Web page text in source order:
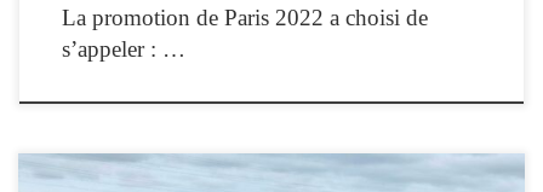
La promotion de Paris 2022 a choisi de
s’appeler : …